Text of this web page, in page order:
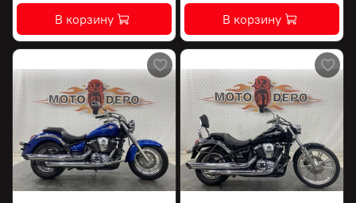
В корзину В корзину